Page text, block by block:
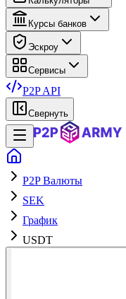
Курсы банков
Эскроу
Сервисы
P2P API
Свернуть
P2P Валюты
SEK
График
USDT